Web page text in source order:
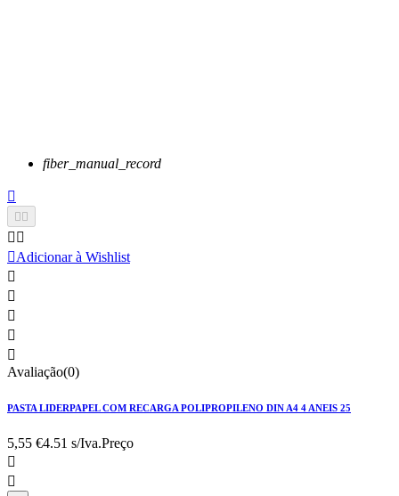
fiber_manual_record

 
 
Adicionar à Wishlist





Avaliação(0)
PASTA LIDERPAPEL COM RECARGA POLIPROPILENO DIN A4 4 ANEIS 25
5,55 €4.51 s/Iva.Preço

